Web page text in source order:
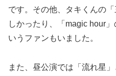
です。その他、タキくんの
しかったり、「magic hour
いうファンもいました。
また、昼公演では「流れ星